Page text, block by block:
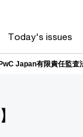
Today's issues
PwC Japan有限責任監